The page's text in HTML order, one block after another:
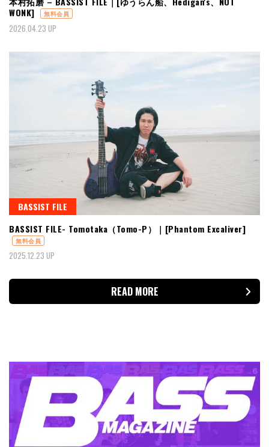
WONK]
無料会員
2026.04.23 UP
BASSIST FILE
BASSIST FILE- Tomotaka（Tomo-P）｜[Phantom Excaliver]
無料会員
2025.12.23 UP
READ MORE